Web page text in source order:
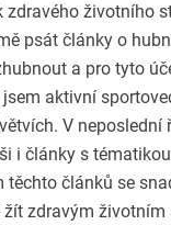
zdravého životního
psát články o
a pro tyto
aktivní
V neposlední
i články s
těchto článků se
žít zdravým životním